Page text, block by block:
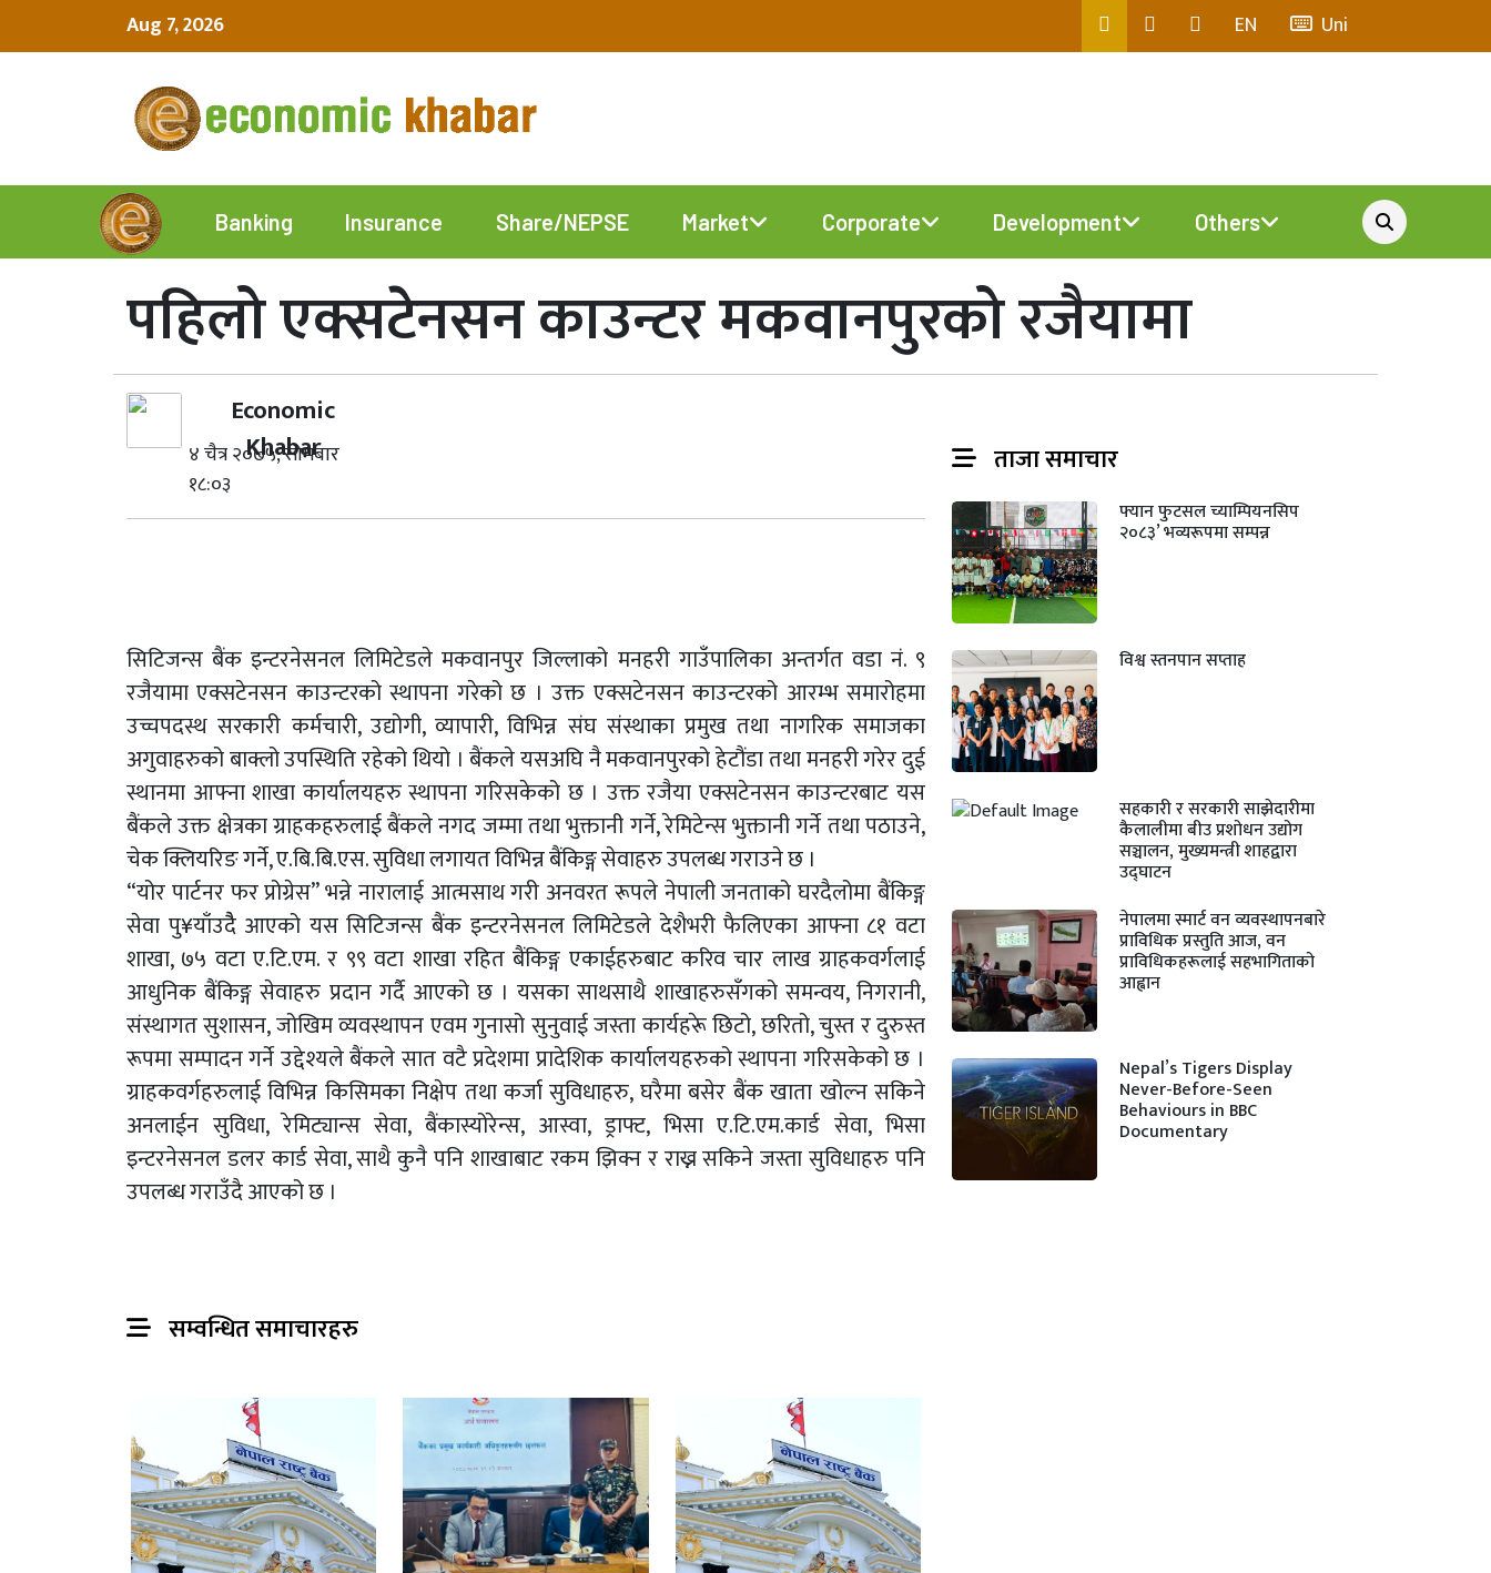
Aug 7, 2026 EN Uni
Banking Insurance Share/NEPSE Market Corporate Development Others
पहिलो एक्सटेनसन काउन्टर मकवानपुरको रजैयामा
Economic
Khabar
४ चैत्र २०७५, सोमबार
१८:०३
सिटिजन्स बैंक इन्टरनेसनल लिमिटेडले मकवानपुर जिल्लाको मनहरी गाउँपालिका अन्तर्गत वडा नं. ९
रजैयामा एक्सटेनसन काउन्टरको स्थापना गरेको छ । उक्त एक्सटेनसन काउन्टरको आरम्भ समारोहमा
उच्चपदस्थ सरकारी कर्मचारी, उद्योगी, व्यापारी, विभिन्न संघ संस्थाका प्रमुख तथा नागरिक समाजका
अगुवाहरुको बाक्लो उपस्थिति रहेको थियो । बैंकले यसअघि नै मकवानपुरको हेटौंडा तथा मनहरी गरेर दुई
स्थानमा आफ्ना शाखा कार्यालयहरु स्थापना गरिसकेको छ । उक्त रजैया एक्सटेनसन काउन्टरबाट यस
बैंकले उक्त क्षेत्रका ग्राहकहरुलाई बैंकले नगद जम्मा तथा भुक्तानी गर्ने, रेमिटेन्स भुक्तानी गर्ने तथा पठाउने,
चेक क्लियरिङ गर्ने, ए.बि.बि.एस. सुविधा लगायत विभिन्न बैंकिङ्ग सेवाहरु उपलब्ध गराउने छ ।
“योर पार्टनर फर प्रोग्रेस” भन्ने नारालाई आत्मसाथ गरी अनवरत रूपले नेपाली जनताको घरदैलोमा बैंकिङ्ग
सेवा पु¥याँउदैै आएको यस सिटिजन्स बैंक इन्टरनेसनल लिमिटेडले देशैभरी फैलिएका आफ्ना ८१ वटा
शाखा, ७५ वटा ए.टि.एम. र ९९ वटा शाखा रहित बैंकिङ्ग एकाईहरुबाट करिव चार लाख ग्राहकवर्गलाई
आधुनिक बैंकिङ्ग सेवाहरु प्रदान गर्दै आएको छ । यसका साथसाथै शाखाहरुसँगको समन्वय, निगरानी,
संस्थागत सुशासन, जोखिम व्यवस्थापन एवम गुनासो सुनुवाई जस्ता कार्यहरूे छिटो, छरितो, चुस्त र दुरुस्त
रूपमा सम्पादन गर्ने उद्देश्यले बैंकले सात वटै प्रदेशमा प्रादेशिक कार्यालयहरुको स्थापना गरिसकेको छ ।
ग्राहकवर्गहरुलाई विभिन्न किसिमका निक्षेप तथा कर्जा सुविधाहरु, घरैमा बसेर बैंक खाता खोल्न सकिने
अनलाईन सुविधा, रेमिट्यान्स सेवा, बैंकास्योरेन्स, आस्वा, ड्राफ्ट, भिसा ए.टि.एम.कार्ड सेवा, भिसा
इन्टरनेसनल डलर कार्ड सेवा, साथै कुनै पनि शाखाबाट रकम झिक्न र राख्न सकिने जस्ता सुविधाहरु पनि
उपलब्ध गराउँदै आएको छ ।
सम्वन्धित समाचारहरु
ताजा समाचार
फ्यान फुटसल च्याम्पियनसिप
२०८३’ भव्यरूपमा सम्पन्न
विश्व स्तनपान सप्ताह
सहकारी र सरकारी साझेदारीमा
कैलालीमा बीउ प्रशोधन उद्योग
सञ्चालन, मुख्यमन्त्री शाहद्वारा
उद्घाटन
नेपालमा स्मार्ट वन व्यवस्थापनबारे
प्राविधिक प्रस्तुति आज, वन
प्राविधिकहरूलाई सहभागिताको
आह्वान
Nepal’s Tigers Display
Never-Before-Seen
Behaviours in BBC
Documentary